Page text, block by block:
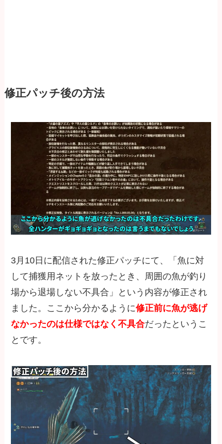
修正パッチ後の方法
3月10日に配信された修正パッチにて、「魚に対
して捕獲用ネットを放ったとき、周囲の魚が釣り
場から退場しない不具合」という内容が修正され
ました。ここから分かるように修正前に魚が逃げ
なかったのは仕様ではなく不具合だったというこ
とです。